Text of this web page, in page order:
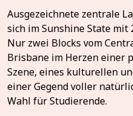
Ausgezeichnete zentrale
sich im Sunshine State mit
Nur zwei Blocks vom
Brisbane im Herzen einer
Szene, eines kulturellen
einer Gegend voller
Wahl für Studierende.